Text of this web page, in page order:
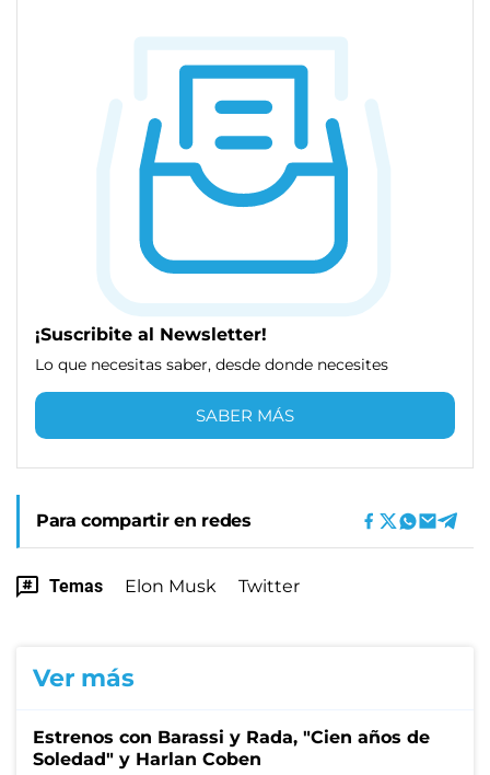
¡Suscribite al Newsletter!
Lo que necesitas saber, desde donde necesites
SABER MÁS
Para compartir en redes
Temas Elon Musk Twitter
Ver más
Estrenos con Barassi y Rada, "Cien años de
Soledad" y Harlan Coben